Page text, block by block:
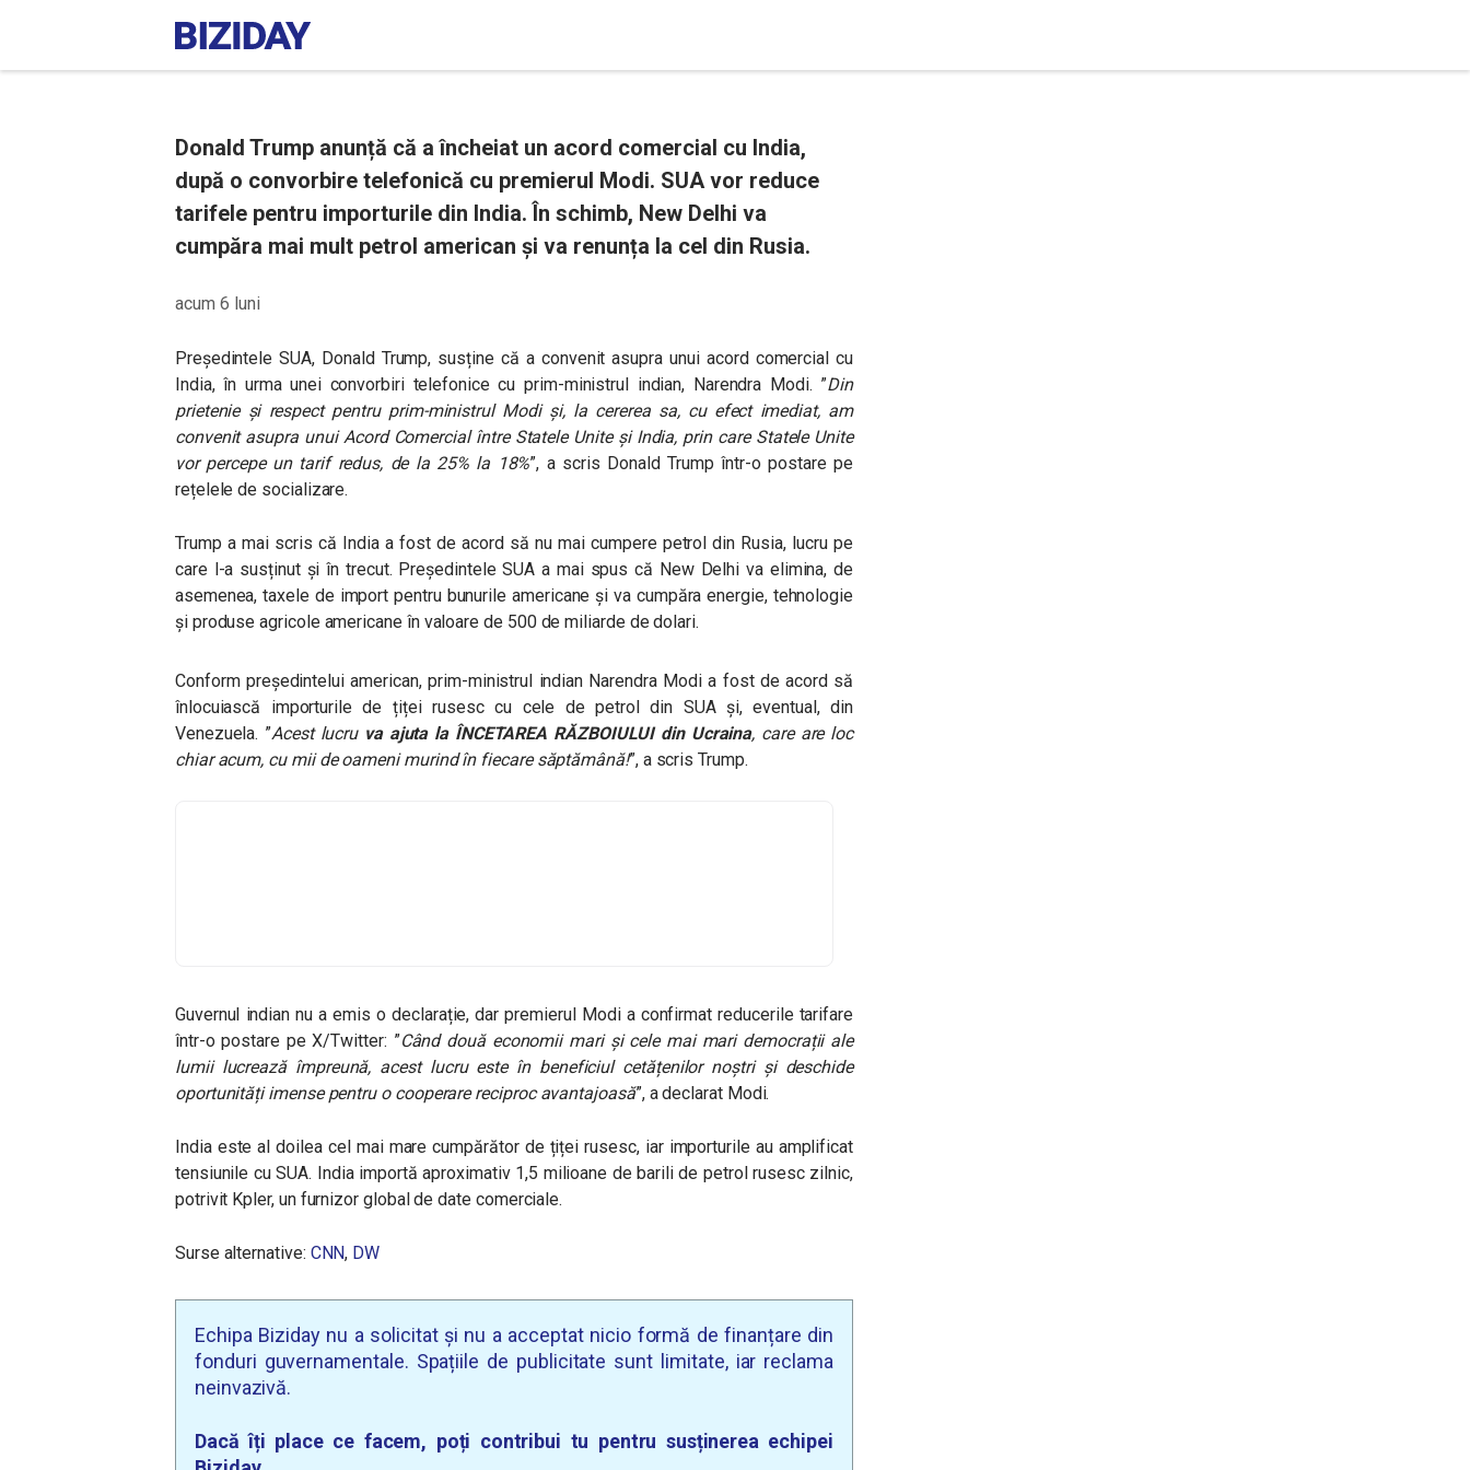
Donald Trump anunță că a încheiat un acord comercial cu India,
după o convorbire telefonică cu premierul Modi. SUA vor reduce
tarifele pentru importurile din India. În schimb, New Delhi va
cumpăra mai mult petrol american și va renunța la cel din Rusia.
acum 6 luni
Președintele SUA, Donald Trump, susține că a convenit asupra unui acord comercial cu
India, în urma unei convorbiri telefonice cu prim-ministrul indian, Narendra Modi. ”Din
prietenie și respect pentru prim-ministrul Modi și, la cererea sa, cu efect imediat, am
convenit asupra unui Acord Comercial între Statele Unite și India, prin care Statele Unite
vor percepe un tarif redus, de la 25% la 18%”, a scris Donald Trump într-o postare pe
rețelele de socializare.
Trump a mai scris că India a fost de acord să nu mai cumpere petrol din Rusia, lucru pe
care l-a susținut și în trecut. Președintele SUA a mai spus că New Delhi va elimina, de
asemenea, taxele de import pentru bunurile americane și va cumpăra energie, tehnologie
și produse agricole americane în valoare de 500 de miliarde de dolari.
Conform președintelui american, prim-ministrul indian Narendra Modi a fost de acord să
înlocuiască importurile de țiței rusesc cu cele de petrol din SUA și, eventual, din
Venezuela. ”Acest lucru va ajuta la ÎNCETAREA RĂZBOIULUI din Ucraina, care are loc
chiar acum, cu mii de oameni murind în fiecare săptămână!”, a scris Trump.
Guvernul indian nu a emis o declarație, dar premierul Modi a confirmat reducerile tarifare
într-o postare pe X/Twitter: ”Când două economii mari și cele mai mari democrații ale
lumii lucrează împreună, acest lucru este în beneficiul cetățenilor noștri și deschide
oportunități imense pentru o cooperare reciproc avantajoasă”, a declarat Modi.
India este al doilea cel mai mare cumpărător de țiței rusesc, iar importurile au amplificat
tensiunile cu SUA. India importă aproximativ 1,5 milioane de barili de petrol rusesc zilnic,
potrivit Kpler, un furnizor global de date comerciale.
Surse alternative: CNN, DW
Echipa Biziday nu a solicitat și nu a acceptat nicio formă de finanțare din
fonduri guvernamentale. Spațiile de publicitate sunt limitate, iar reclama
neinvazivă.
Dacă îți place ce facem, poți contribui tu pentru susținerea echipei